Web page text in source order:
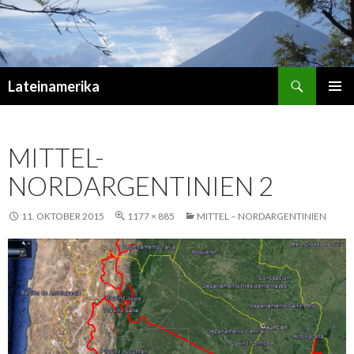
Lateinamerika
MITTEL-
NORDARGENTINIEN 2
11. OKTOBER 2015 1177 × 885 MITTEL – NORDARGENTINIEN